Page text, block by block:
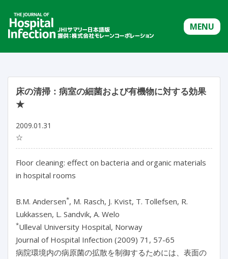
MENU
床の清掃：病室の細菌および有機物に対する効果
★
2009.01.31
☆
Floor cleaning: effect on bacteria and organic materials
in hospital rooms
B.M. Andersen*, M. Rasch, J. Kvist, T. Tollefsen, R.
Lukkassen, L. Sandvik, A. Welo
*Ulleval University Hospital, Norway
Journal of Hospital Infection (2009) 71, 57-65
病院環境内の病原菌の拡散を制御するためには、表面の